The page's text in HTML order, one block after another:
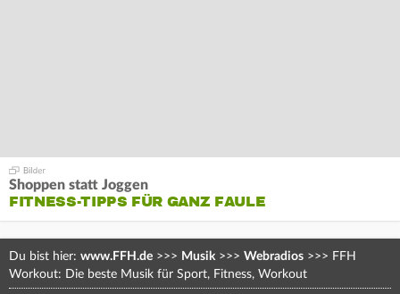
Shoppen statt Joggen
FITNESS-TIPPS FÜR GANZ FAULE
Du bist hier: www.FFH.de >>> Musik >>> Webradios >>> FFH
Workout: Die beste Musik für Sport, Fitness, Workout